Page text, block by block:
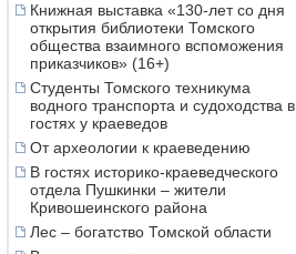
Книжная выставка «130-лет со дня
открытия библиотеки Томского
общества взаимного вспоможения
приказчиков» (16+)
Студенты Томского техникума
водного транспорта и судоходства в
гостях у краеведов
От археологии к краеведению
В гостях историко-краеведческого
отдела Пушкинки – жители
Кривошеинского района
Лес – богатство Томской области